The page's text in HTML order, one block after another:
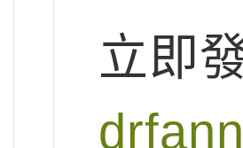
立即